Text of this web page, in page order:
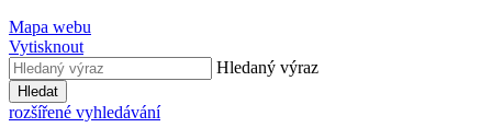
Mapa webu
Vytisknout
Hledaný výraz
Hledat
rozšířené vyhledávání